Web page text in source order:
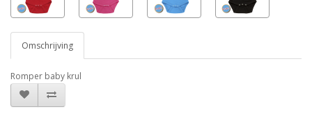
Omschrijving
Romper baby krul